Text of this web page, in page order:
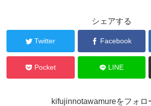
シェアする
Twitter Facebook
Pocket LINE
kifujinnotawamureをフォロ